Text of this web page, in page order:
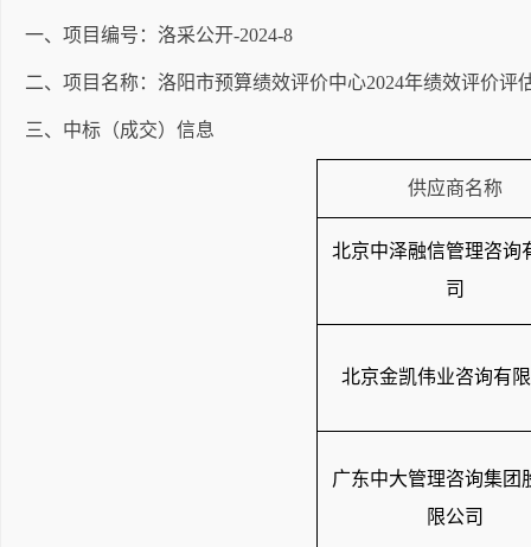
一、项目编号： 洛采公开-2024-8
二、项目名称： 洛阳市预算绩效评价中心2024年绩效评价评
三、中标（成交）信息
供应商名称
北京中泽融信管理咨询
司
北京金凯伟业咨询有
广东中大管理咨询集团
限公司